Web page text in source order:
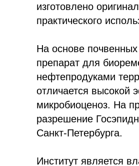
изготовлено
практического
На основе
препарат для
нефтепродуками
отличается высокой
микробиоценоз. На
разрешение
Санкт-Петербурга.
Институт является